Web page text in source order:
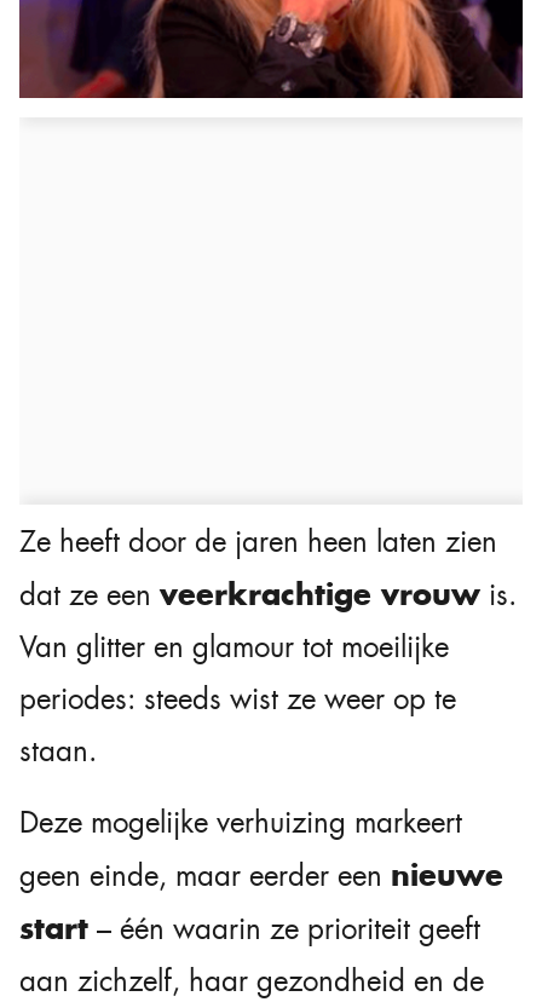
Ze heeft door de jaren heen laten zien
dat ze eenveerkrachtige vrouw is.
Van glitter en glamour tot moeilijke
periodes: steeds wist ze weer op te
staan.
Deze mogelijke verhuizing markeert
geen einde, maar eerder een nieuwe
start – één waarin ze prioriteit geeft
aan zichzelf, haar gezondheid en de